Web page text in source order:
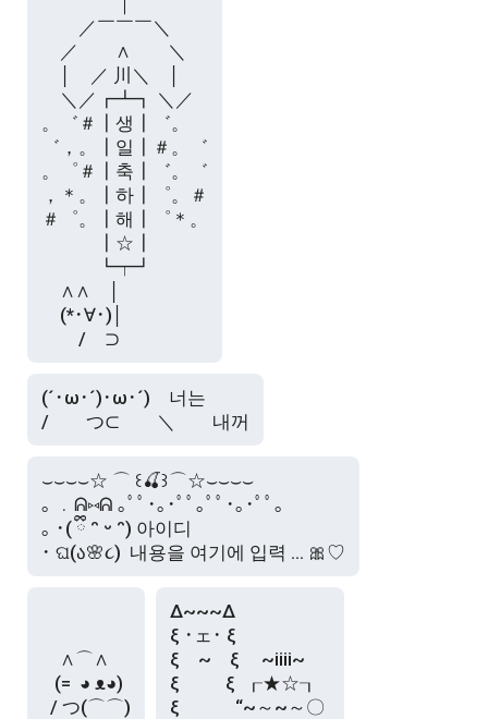
／￣￣￣＼
／　　∧　　＼
│　／ 川＼　│
＼／┏┻┓ ＼／
。゛＃┃생┃゛。
゛，。┃일┃＃。゛
。゜＃┃축┃゛。゛
，＊。┃하┃゜。＃
＃゜。┃해┃゜＊。
┃☆┃
┗┯┛
∧∧　│
(*･∀･)│
/　⊃
(´･ω･´)･ω･´)　너는
/　　つ⊂　　＼　　내꺼
⌣⌣⌣⌣☆ ⌒ ꒰🍒꒱⌒☆⌣⌣⌣⌣
｡ ﹒ᕱ⑅ᕱ ｡ﾟﾟ･｡･ﾟﾟ｡ﾟﾟ･｡･ﾟﾟ｡
｡ ･( ྀི ᵔ ᵕ ᵔ) 아이디
･ ଘ(ა🌸૮)  내용을 여기에 입력 … 🎀♡
∧⌒∧
   (=  ◕ ᴥ◕)
  / つ(⌒⌒)
Δ~~~Δ
ξ ･ェ･ ξ
ξ　~　ξ     ~iiii~
ξ　 　 ξ  ┎★☆┒
ξ　　　“~～~～〇